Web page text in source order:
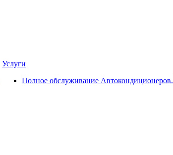
Услуги
Полное обслуживание Автокондиционеров.